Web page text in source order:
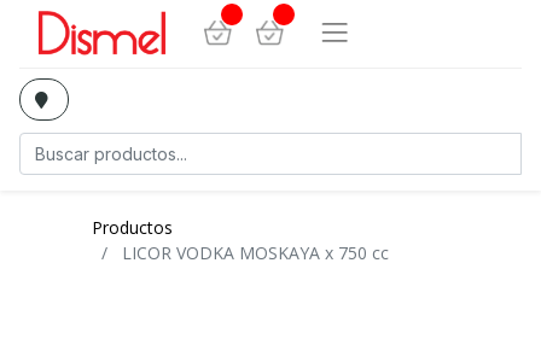
Productos
LICOR VODKA MOSKAYA x 750 cc